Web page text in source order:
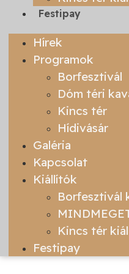
Festipay
Hírek
Programok
Borfesztivál
Dóm téri
Kincs tér
Hídivásár
Galéria
Kapcsolat
Kiállítók
Borfesztivál
Kincs tér
Festipay